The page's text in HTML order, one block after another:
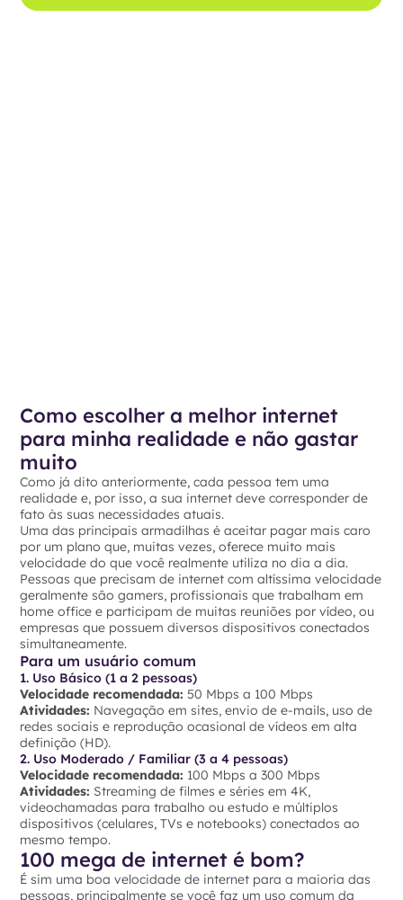
Como escolher a melhor internet
para minha realidade e não gastar
muito
Como já dito anteriormente, cada pessoa tem uma
realidade e, por isso, a sua internet deve corresponder de
fato às suas necessidades atuais.
Uma das principais armadilhas é aceitar pagar mais caro
por um plano que, muitas vezes, oferece muito mais
velocidade do que você realmente utiliza no dia a dia.
Pessoas que precisam de internet com altíssima velocidade
geralmente são gamers, profissionais que trabalham em
home office e participam de muitas reuniões por vídeo, ou
empresas que possuem diversos dispositivos conectados
simultaneamente.
Para um usuário comum
1. Uso Básico (1 a 2 pessoas)
Velocidade recomendada: 50 Mbps a 100 Mbps
Atividades: Navegação em sites, envio de e-mails, uso de
redes sociais e reprodução ocasional de vídeos em alta
definição (HD).
2. Uso Moderado / Familiar (3 a 4 pessoas)
Velocidade recomendada: 100 Mbps a 300 Mbps
Atividades: Streaming de filmes e séries em 4K,
videochamadas para trabalho ou estudo e múltiplos
dispositivos (celulares, TVs e notebooks) conectados ao
mesmo tempo.
100 mega de internet é bom?
É sim uma boa velocidade de internet para a maioria das
pessoas, principalmente se você faz um uso comum da